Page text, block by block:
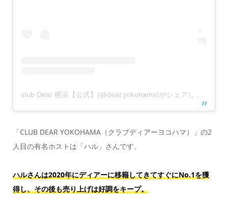
「CLUB DEAR YOKOHAMA（クラブディアーヨコハマ）」の2
人目の有名ホストは「ハル」さんです。
ハルさんは2020年にディアーに移籍してきてすぐにNo.1を獲
得し、その後も売り上げは好調をキープ。